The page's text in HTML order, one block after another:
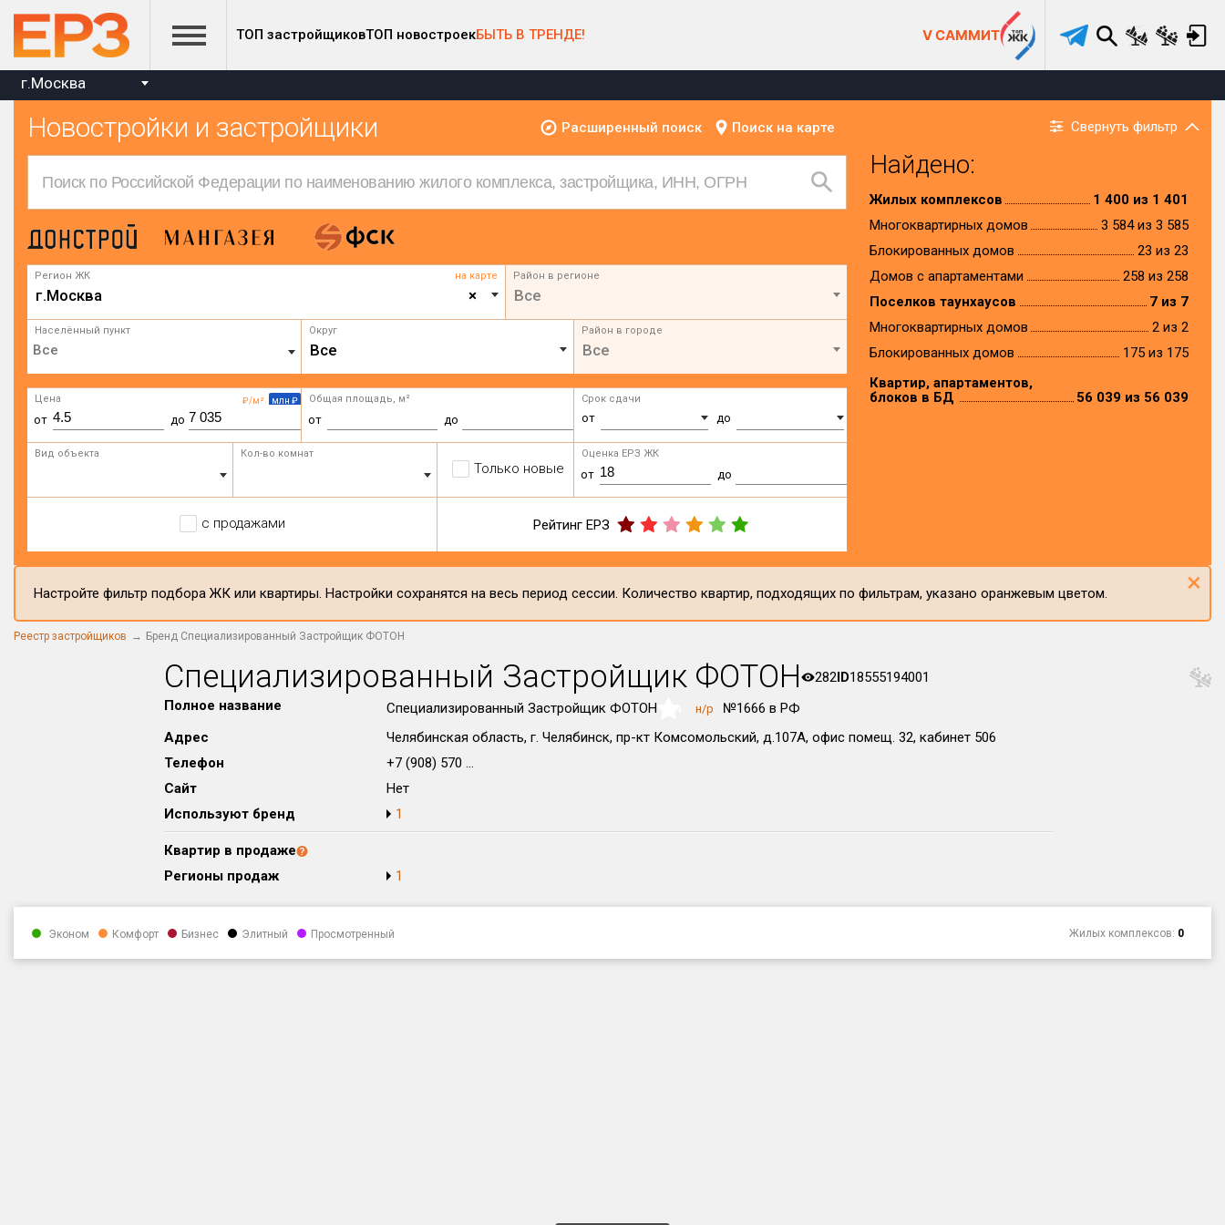
ТОП застройщиковТОП новостроекБЫТЬ В ТРЕНДЕ! V САММИТ
г.Москва
Новостройки и застройщики Расширенный поиск Поиск на карте Свернуть фильтр
Регион ЖК на карте
×
г.Москва
Район в регионе
Все
Населённый пункт Округ
Все
Район в городе
Все
₽/м² млн ₽
Цена
от до
Общая площадь, м²
от до
Срок сдачи
от до
Вид объекта Кол-во комнат
Только новые
Оценка ЕРЗ ЖК
от до
с продажами Рейтинг ЕРЗ
Найдено:
Жилых комплексов
1 400 из 1 401
Многоквартирных домов
3 584 из 3 585
Блокированных домов
23 из 23
Домов с апартаментами
258 из 258
Поселков таунхаусов
7 из 7
Многоквартирных домов
2 из 2
Блокированных домов
175 из 175
Квартир, апартаментов,
блоков в БД
56 039 из 56 039
Настройте фильтр подбора ЖК или квартиры. Настройки сохранятся на весь период сессии. Количество квартир, подходящих по фильтрам, указано оранжевым цветом. ×
Реестр застройщиков Бренд Специализированный Застройщик ФОТОН
Специализированный Застройщик ФОТОН 282ID18555194001
Полное название
Специализированный Застройщик ФОТОН н/р
№1666 в РФ
Адрес
Челябинская область, г. Челябинск, пр-кт Комсомольский, д.107А, офис помещ. 32, кабинет 506
Телефон
+7 (908) 570 ...
Сайт
Нет
Используют бренд
1
Квартир в продаже
Регионы продаж
1
Эконом Комфорт Бизнес Элитный Просмотренный Жилых комплексов: 0